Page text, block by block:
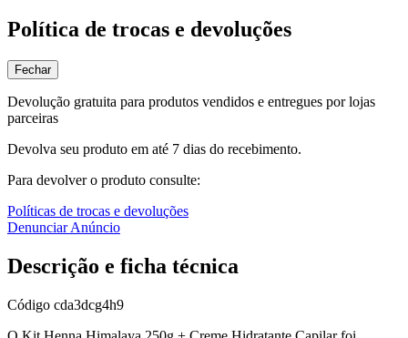
Política de trocas e devoluções
Fechar
Devolução gratuita para produtos vendidos e entregues por lojas
parceiras
Devolva seu produto em até 7 dias do recebimento.
Para devolver o produto consulte:
Políticas de trocas e devoluções
Denunciar Anúncio
Descrição e ficha técnica
Código cda3dcg4h9